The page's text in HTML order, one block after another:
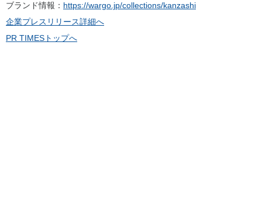
ブランド情報： https://wargo.jp/collections/kanzashi
企業プレスリリース詳細へ
PR TIMESトップへ